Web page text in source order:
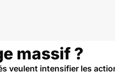
massif ?
veulent intensifier les